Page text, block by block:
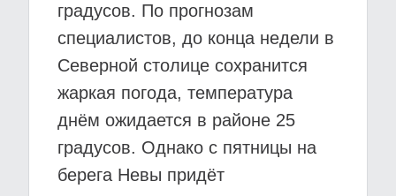
градусов. По прогнозам
специалистов, до конца недели в
Северной столице сохранится
жаркая погода, температура
днём ожидается в районе 25
градусов. Однако с пятницы на
берега Невы придёт